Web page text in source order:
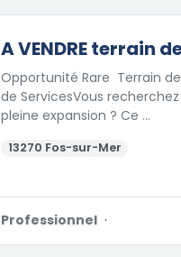
A VENDRE terrain
Opportunité Rare  Terrain
de ServicesVous
pleine expansion ? Ce …
13270 Fos-sur-Mer
Professionnel ·